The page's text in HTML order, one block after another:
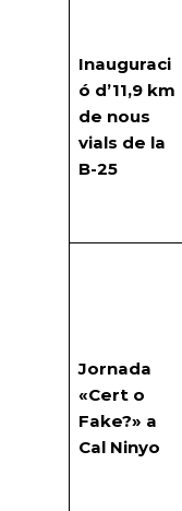
Inauguraci
ó d’11,9 km
de nous
vials de la
B-25
Jornada
«Cert o
Fake?» a
Cal Ninyo